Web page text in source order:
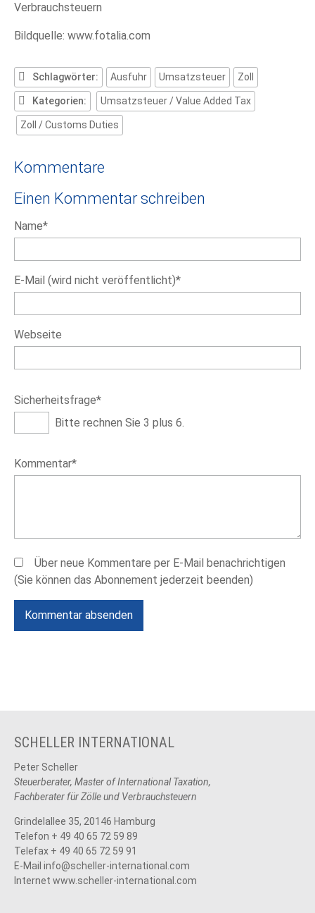
Verbrauchsteuern
Bildquelle: www.fotalia.com
Schlagwörter: Ausfuhr Umsatzsteuer Zoll
Kategorien: Umsatzsteuer / Value Added Tax
Zoll / Customs Duties
Kommentare
Einen Kommentar schreiben
Pflichtfeld
Name*
Pflichtfeld
E-Mail (wird nicht veröffentlicht)*
Webseite
Pflichtfeld
Sicherheitsfrage*
Bitte rechnen Sie 3 plus 6.
Pflichtfeld
Kommentar*
Über neue Kommentare per E-Mail benachrichtigen
(Sie können das Abonnement jederzeit beenden)
Kommentar absenden
SCHELLER INTERNATIONAL
Peter Scheller
Steuerberater, Master of International Taxation,
Fachberater für Zölle und Verbrauchsteuern
Grindelallee 35, 20146 Hamburg
Telefon + 49 40 65 72 59 89
Telefax + 49 40 65 72 59 91
E-Mail info@scheller-international.com
Internet www.scheller-international.com